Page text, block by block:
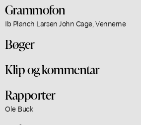
Grammofon
Ib Planch Larsen John Cage, Vennerne
Bøger
Klip og kommentar
Rapporter
Ole Buck